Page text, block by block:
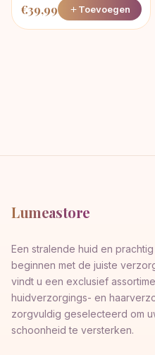
€39,99 Toevoegen
Lumeastore
Een stralende huid en
beginnen met de juiste
vindt u een exclusief
huidverzorgings- en
zorgvuldig geselecteerd om
schoonheid te versterken.